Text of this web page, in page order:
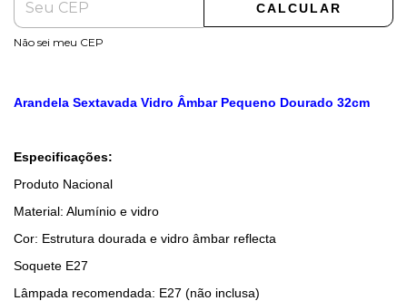
CALCULAR
Não sei meu CEP
Arandela Sextavada Vidro Âmbar Pequeno Dourado 32cm
Especificações:
Produto Nacional
Material: Alumínio e vidro
Cor: Estrutura dourada e vidro âmbar reflecta
Soquete E27
Lâmpada recomendada: E27 (não inclusa)